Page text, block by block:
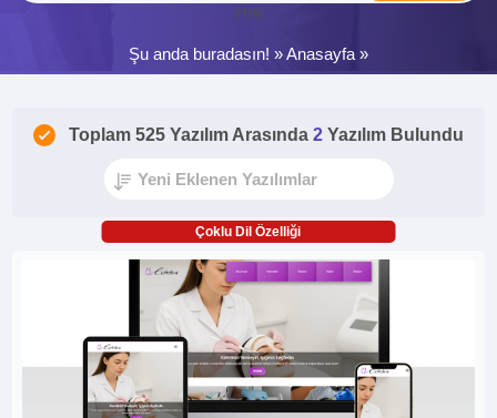
ytag
Şu anda buradasın! »Anasayfa »
Toplam 525 Yazılım Arasında 2 Yazılım Bulundu
Çoklu Dil Özelliği